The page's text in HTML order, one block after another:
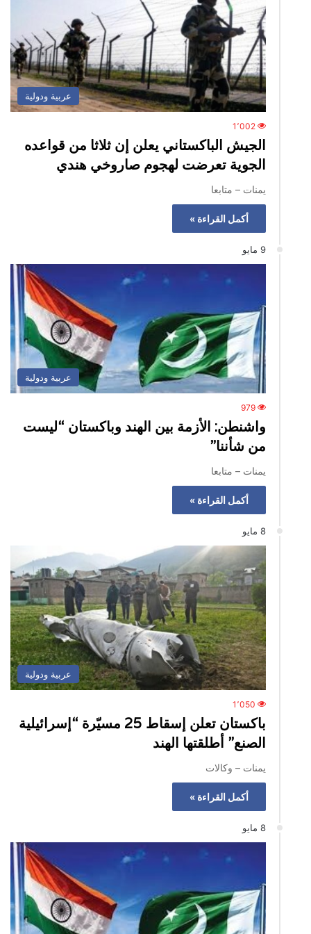
عربية ودولية
1٬002
الجيش الباكستاني يعلن إن ثلاثا من قواعده
الجوية تعرضت لهجوم صاروخي هندي
يمنات – متابعا
أكمل القراءة »
9 مايو
عربية ودولية
979
واشنطن: الأزمة بين الهند وباكستان “ليست
من شأننا”
يمنات – متابعا
أكمل القراءة »
8 مايو
عربية ودولية
1٬050
باكستان تعلن إسقاط 25 مسيّرة “إسرائيلية
الصنع” أطلقتها الهند
يمنات – وكالات
أكمل القراءة »
8 مايو